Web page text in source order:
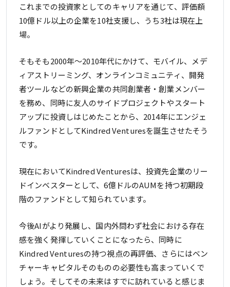
これまでの投資家としてのキャリアを通じて、評価額
10億ドル以上の企業を10社支援し、うち3社は現在上
場。
そもそも2000年〜2010年代にかけて、モバイル、メデ
ィアストリーミング、オンラインコミュニティ、開発
者ツールなどの新興企業の共同創業者・創業メンバー
を務め、同時に友人のサイドプロジェクトやスタート
アップに投資しはじめたことから、2014年にエンジェ
ルファンドとしてKindred Venturesを誕生させたそう
です。
現在においてKindred Venturesは、投資先企業のリー
ドインベスターとして、6億ドルのAUMを持つ初期段
階のファンドとして知られています。
今後AIがより発展し、国内外問わず社会における存在
感を強く発揮していくことになったら、同時に
Kindred Venturesの持つ視点の再評価、さらにはベン
チャーキャピタルそのものの必要性も高まっていくで
しょう。そしてその未来はすでに訪れていると感じま